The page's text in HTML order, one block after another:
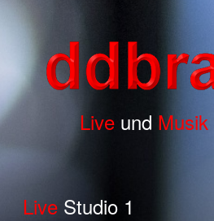
Live und Musik
Live Studio 1